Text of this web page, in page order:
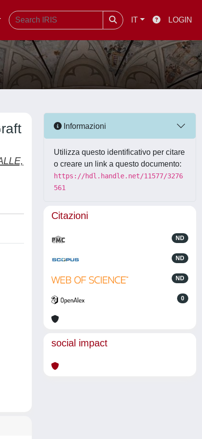
IT LOGIN
Informazioni
Utilizza questo identificativo per citare
o creare un link a questo documento:
https://hdl.handle.net/11577/3276
561
Citazioni
ND
ND
ND
0
social impact